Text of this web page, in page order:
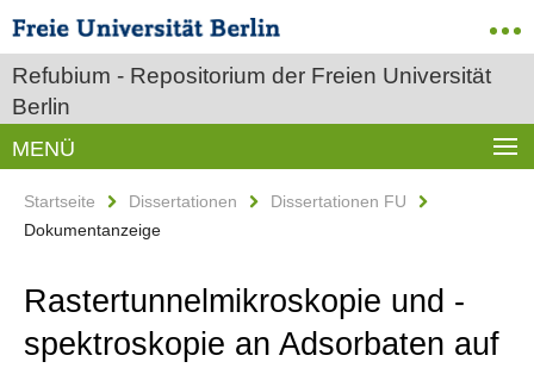
Refubium - Repositorium der Freien Universität
Berlin
MENÜ
Startseite Dissertationen
Dissertationen FU
Dokumentanzeige
Rastertunnelmikroskopie und -
spektroskopie an Adsorbaten auf